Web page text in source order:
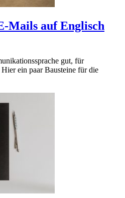
Mails auf Englisch
gut, für
ein paar Bausteine für die